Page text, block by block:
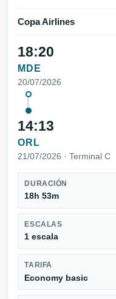
Copa Airlines
18:20
MDE
20/07/2026
14:13
ORL
21/07/2026 · Terminal C
DURACIÓN
18h 53m
ESCALAS
1 escala
TARIFA
Economy basic